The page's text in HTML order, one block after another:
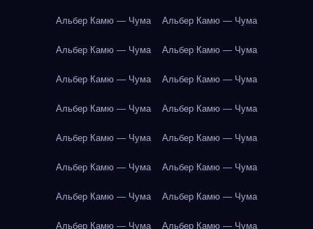
Альбер Камю — Чума Альбер Камю — Чума
Альбер Камю — Чума Альбер Камю — Чума
Альбер Камю — Чума Альбер Камю — Чума
Альбер Камю — Чума Альбер Камю — Чума
Альбер Камю — Чума Альбер Камю — Чума
Альбер Камю — Чума Альбер Камю — Чума
Альбер Камю — Чума Альбер Камю — Чума
Альбер Камю — Чума Альбер Камю — Чума